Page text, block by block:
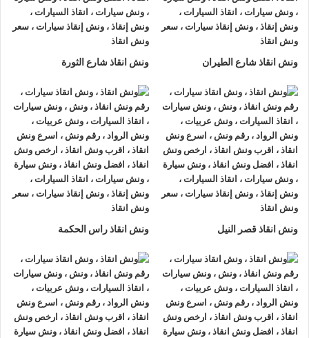
دمنهور او على الطريق وذلك لأننا نعمل على مدار الساعة طوال أيام
الأسبوع.
2- الأمان
السيارة امنة تماما حتي الوصول إلي أقرب مركز صيانة.
3- الخبرة
فريق عمل شركة الرواد لإنقاذ و رفع السيارات مدرب على كيفيةنقل
السياراتوتثبيتها عليونش الانقاذ
وذلك إلى جانب خبرتهم المتميزة
في اختيار أسرع الطرق.
تنتشر
اوناش الانقاذ في دمنهور
أو علي الطرق الرئيسية في جميع
انحاء الجمهورية وهو ما يسمح بسرعة وصولونش انقاذ السيارات
اليك خلال 15 دقيقة بحد اقصي.
ونش انقاذ شارع الطيران ونش انقاذ شارع الثورة
ونش انقاذ قصر النيل ونش انقاذ راس الحكمة